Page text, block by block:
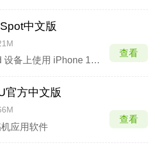
中文版
在 Android 设备上使用 iPhone 15 Pro 的动态岛通知
查看
官方中文版
应用软件
查看